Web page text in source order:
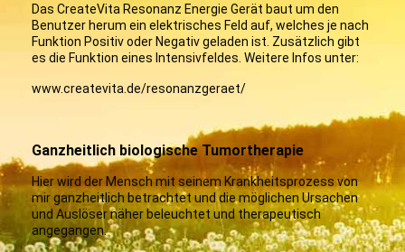
Das CreateVita Resonanz Energie Gerät baut um den
Benutzer herum ein elektrisches Feld auf, welches je nach
Funktion Positiv oder Negativ geladen ist. Zusätzlich gibt
es die Funktion eines Intensivfeldes. Weitere Infos unter:
www.createvita.de/resonanzgeraet/
Ganzheitlich biologische Tumortherapie
Hier wird der Mensch mit seinem Krankheitsprozess von
mir ganzheitlich betrachtet und die möglichen Ursachen
und Auslöser näher beleuchtet und therapeutisch
angegangen.